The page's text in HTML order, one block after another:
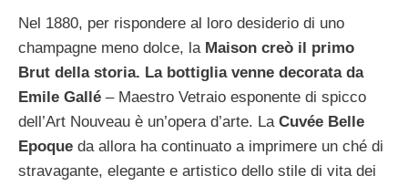
Nel 1880, per rispondere al loro desiderio di uno
champagne meno dolce, la Maison creò il primo
Brut della storia. La bottiglia venne decorata da
Emile Gallé – Maestro Vetraio esponente di spicco
dell’Art Nouveau è un’opera d’arte. La Cuvée Belle
Epoque da allora ha continuato a imprimere un ché di
stravagante, elegante e artistico dello stile di vita dei